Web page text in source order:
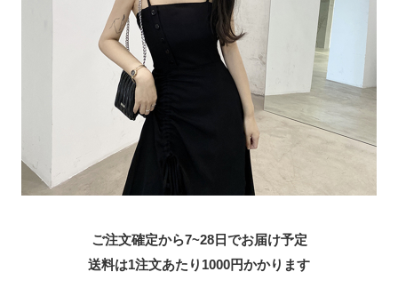
ご注文確定から7~28日でお届け予定
送料は1注文あたり 1000円かかります